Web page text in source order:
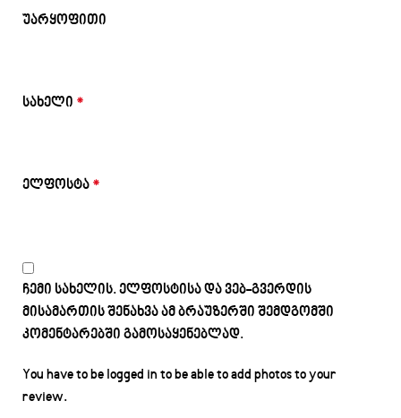
უარყოფითი
სახელი *
ელფოსტა *
ჩემი სახელის. ელფოსტისა და ვებ-გვერდის
მისამართის შენახვა ამ ბრაუზერში შემდგომში
კომენტარებში გამოსაყენებლად.
You have to be logged in to be able to add photos to your
review.